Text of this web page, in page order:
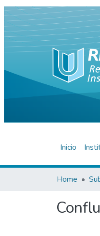
Inicio
Home